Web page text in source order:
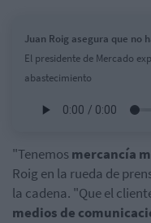
Juan Roig asegura que no
El presidente de Mercado
abastecimiento
"Tenemosmercancía
Roig en la rueda de
la cadena. "Que el
medios de